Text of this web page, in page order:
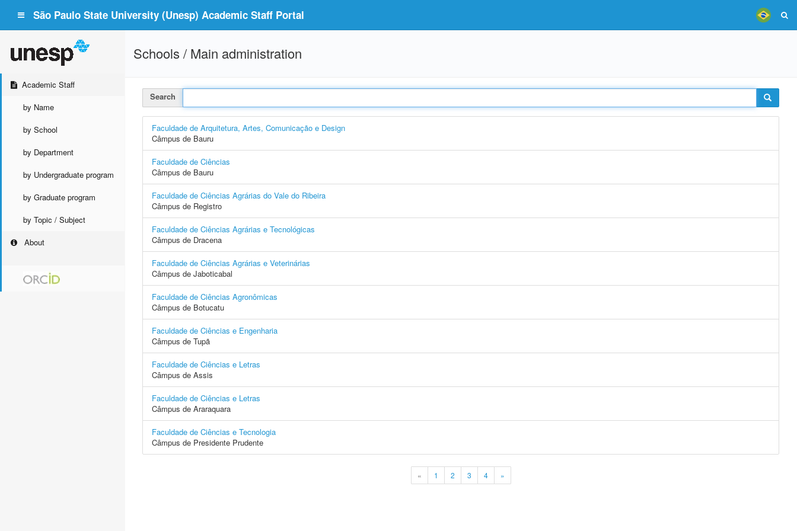
São Paulo State University (Unesp) Academic Staff Portal
Academic Staff
by Name
by School
by Department
by Undergraduate program
by Graduate program
by Topic / Subject
About
Schools / Main administration
Search
Faculdade de Arquitetura, Artes, Comunicação e Design
Câmpus de Bauru
Faculdade de Ciências
Câmpus de Bauru
Faculdade de Ciências Agrárias do Vale do Ribeira
Câmpus de Registro
Faculdade de Ciências Agrárias e Tecnológicas
Câmpus de Dracena
Faculdade de Ciências Agrárias e Veterinárias
Câmpus de Jaboticabal
Faculdade de Ciências Agronômicas
Câmpus de Botucatu
Faculdade de Ciências e Engenharia
Câmpus de Tupã
Faculdade de Ciências e Letras
Câmpus de Assis
Faculdade de Ciências e Letras
Câmpus de Araraquara
Faculdade de Ciências e Tecnologia
Câmpus de Presidente Prudente
« 1 2 3 4 »